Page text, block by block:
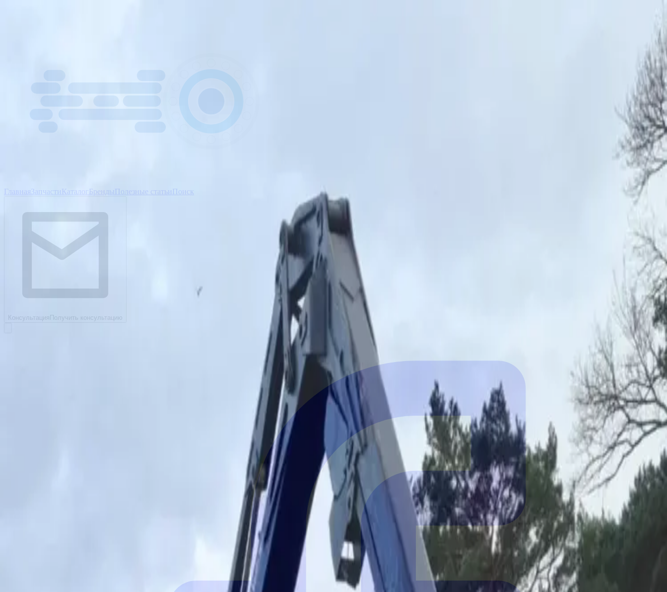
Главная Запчасти КаталогБренды Полезные статьи Поиск
Консультация Получить консультацию